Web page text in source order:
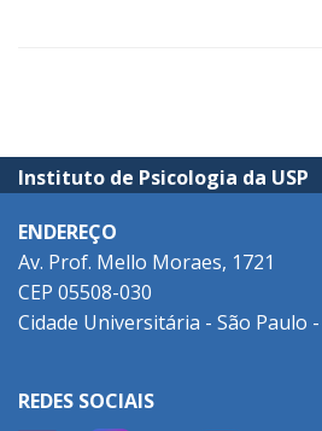
Instituto de Psicologia da USP
ENDEREÇO
Av. Prof. Mello Moraes, 1721
CEP 05508-030
Cidade Universitária - São Paulo -
REDES SOCIAIS